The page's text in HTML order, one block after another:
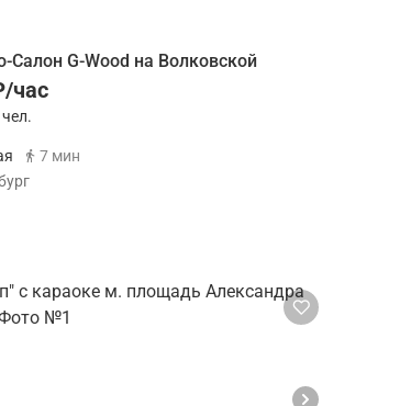
Салон G-Wood на Волковской
час
7 мин